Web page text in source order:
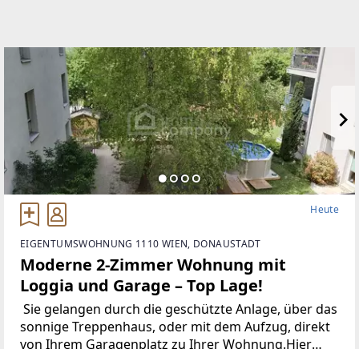
Heute
EIGENTUMSWOHNUNG 1110 WIEN, DONAUSTADT
Moderne 2-Zimmer Wohnung mit
Loggia und Garage – Top Lage!
Sie gelangen durch die geschützte Anlage, über das
sonnige Treppenhaus, oder mit dem Aufzug, direkt
von Ihrem Garagenplatz zu Ihrer Wohnung.Hier